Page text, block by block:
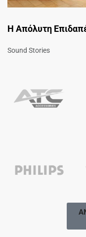
Η Απόλυτη
Sound Stories